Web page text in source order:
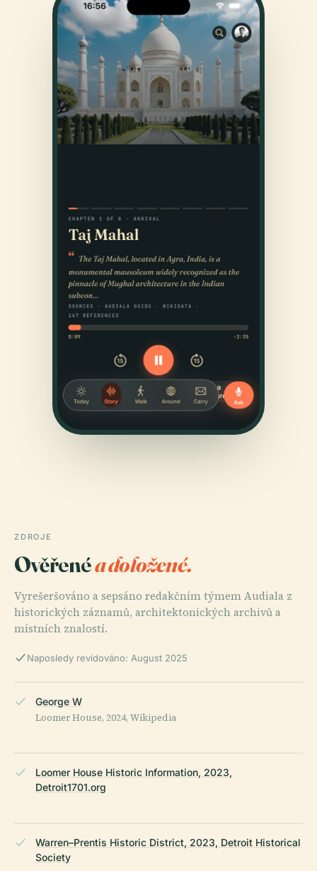
ZDROJE
Ověřenéa doložené.
Vyrešeršováno a sepsáno redakčním týmem Audiala z
historických záznamů, architektonických archivů a
místních znalostí.
Naposledy revidováno: August 2025
George W
Loomer House, 2024, Wikipedia
Loomer House Historic Information, 2023,
Detroit1701.org
Warren–Prentis Historic District, 2023, Detroit Historical
Society